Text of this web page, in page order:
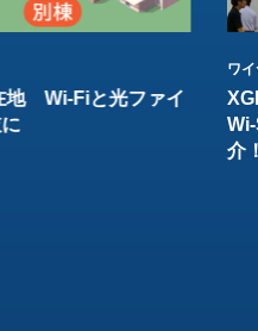
地 Wi-Fiと光ファイ
ワ
介